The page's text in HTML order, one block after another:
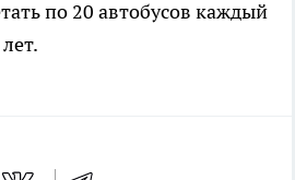
по 20 автобусов каждый